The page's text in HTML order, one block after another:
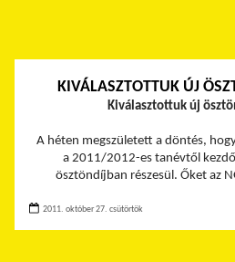
KIVÁLASZTOTTUK ÚJ
Kiválasztottuk új
A héten megszületett a döntés,
a 2011/2012-es tanévtől
ösztöndíjban részesül. Őket az
2011. október 27. csütörtök